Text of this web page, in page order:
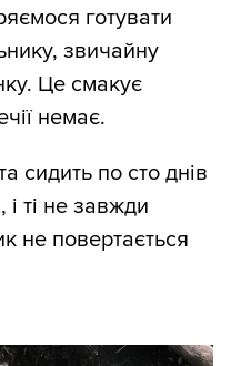
готувати
звичайну
Це смакує
немає.
сидить по сто днів
ті не завжди
не повертається